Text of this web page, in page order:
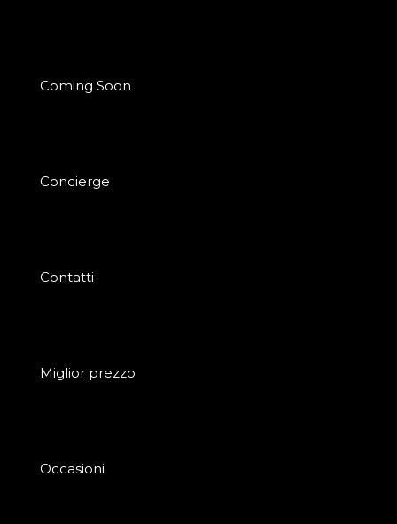
Coming Soon
Concierge
Contatti
Miglior prezzo
Occasioni